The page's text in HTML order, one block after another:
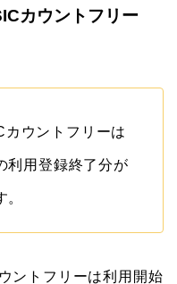
カウントフリー
ウントフリーは
利用登録終了分が
ントフリーは利用開始